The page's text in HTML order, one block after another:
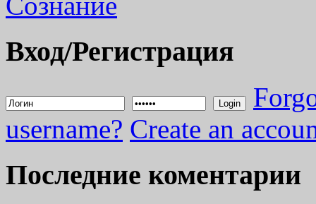
Вход/Регистрация
Login
username? Create an
Последние коментарии